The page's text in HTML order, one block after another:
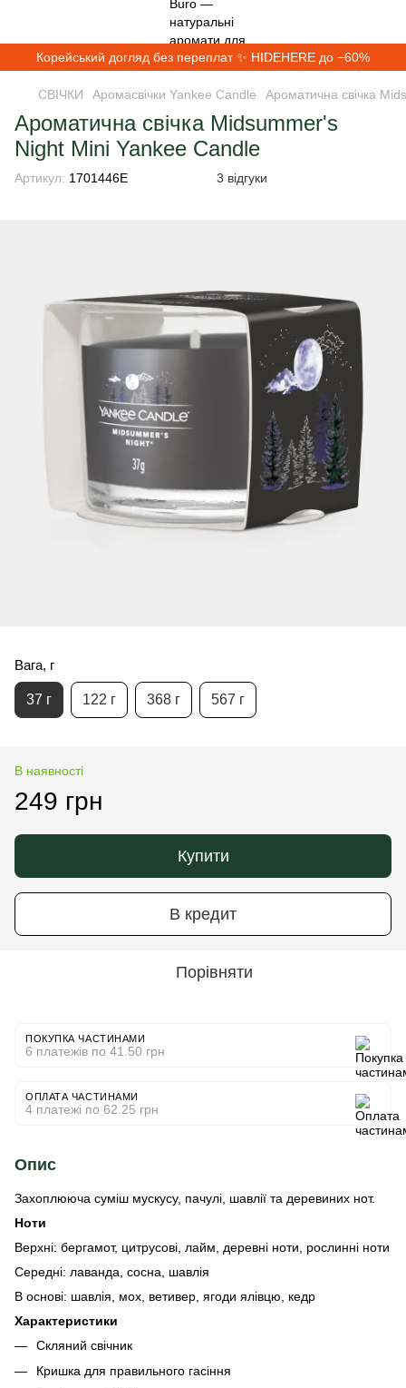
Корейський догляд без переплат ✨ HIDEHERE до −60%
СВІЧКИ Аромасвічки Yankee Candle Ароматична свічка
Ароматична свічка Midsummer's
Night Mini Yankee Candle
Артикул: 1701446E 3 відгуки
Вага, г
37 г 122 г 368 г 567 г
В наявності
249 грн
Купити
В кредит
Порівняти
ПОКУПКА ЧАСТИНАМИ
6 платежів по 41.50 грн
ОПЛАТА ЧАСТИНАМИ
4 платежі по 62.25 грн
Опис
Захоплююча суміш мускусу, пачулі, шавлії та деревиних нот.
Ноти
Верхні: бергамот, цитрусові, лайм, деревні ноти, рослинні ноти
Середні: лаванда, сосна, шавлія
В основі: шавлія, мох, ветивер, ягоди ялівцю, кедр
Характеристики
Скляний свічник
Кришка для правильного гасіння